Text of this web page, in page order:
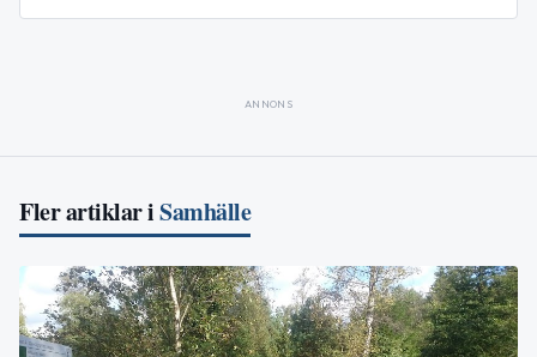
ANNONS
Fler artiklar iSamhälle